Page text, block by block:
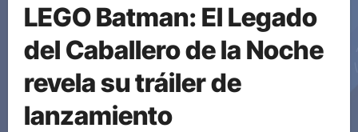
LEGO Batman: El Legado
del Caballero de la Noche
revela su tráiler de
lanzamiento